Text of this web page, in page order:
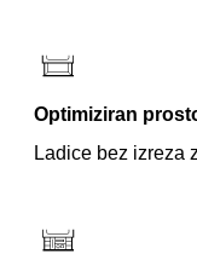
Optimiziran
Ladice bez izreza